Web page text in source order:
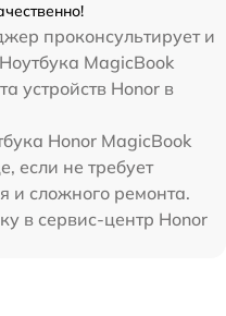
проконсультирует и
MagicBook
устройств Honor в
Honor MagicBook
если не требует
и сложного ремонта.
в сервис-центр Honor